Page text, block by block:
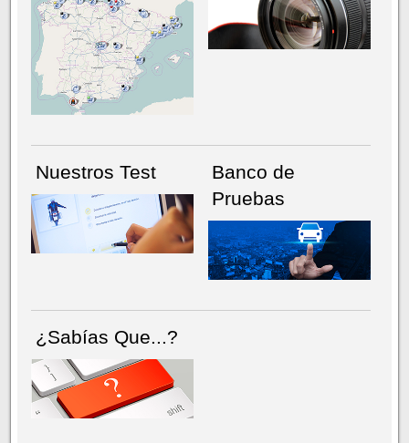
NÚMERO ACTUALHEMEROTECA
Nuestros Test
Banco de
Pruebas
¿Sabías Que...?